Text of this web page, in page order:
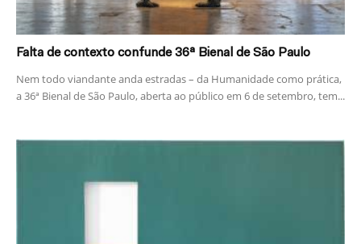
Falta de contexto confunde 36ª Bienal de São Paulo
Nem todo viandante anda estradas – da Humanidade como prática,
a 36ª Bienal de São Paulo, aberta ao público em 6 de setembro, tem...